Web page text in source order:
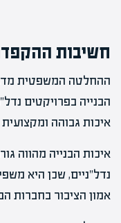
חשיבות
ההחלטה המשפטית
הבנייה בפרויקטים
איכות גבוהה
איכות הבנייה מהווה
נדל"ניים, שכן היא
אמון הציבור בחברות